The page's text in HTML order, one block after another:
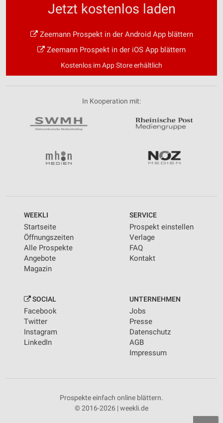
Jetzt kostenlos laden
Zeemann Prospekt in der Android App blättern
Zeemann Prospekt in der iOS App blättern
Kostenlos im App Store erhältlich
In Kooperation mit:
WEEKLI
Startseite
Öffnungszeiten
Alle Prospekte
Angebote
Magazin
SERVICE
Prospekt einstellen
Verlage
FAQ
Kontakt
SOCIAL
Facebook
Twitter
Instagram
LinkedIn
UNTERNEHMEN
Jobs
Presse
Datenschutz
AGB
Impressum
Prospekte einfach online blättern.
© 2016-2026 | weekli.de